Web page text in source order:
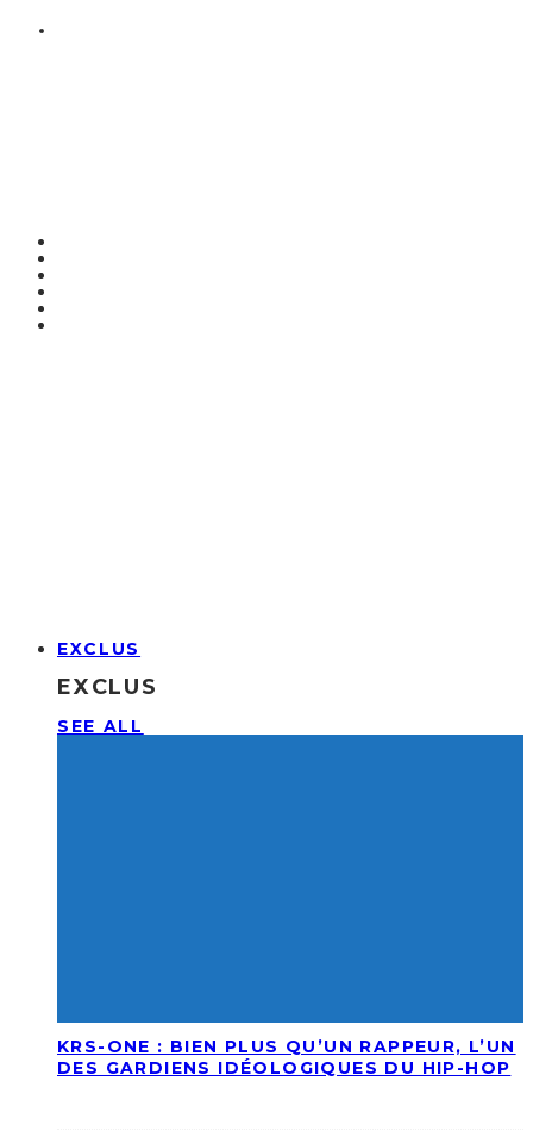
EXCLUS
EXCLUS
SEE ALL
KRS-ONE : BIEN PLUS QU’UN RAPPEUR, L’UN
DES GARDIENS IDÉOLOGIQUES DU HIP-HOP